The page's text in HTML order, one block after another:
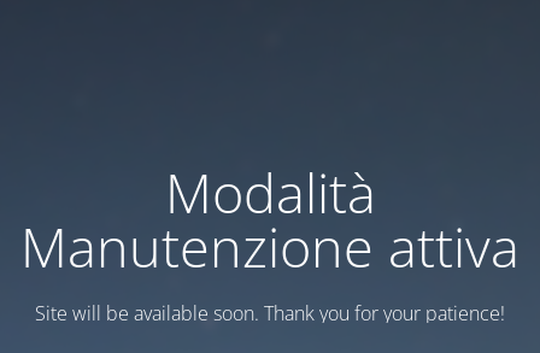
Modalità
Manutenzione attiva
Site will be available soon. Thank you for your patience!